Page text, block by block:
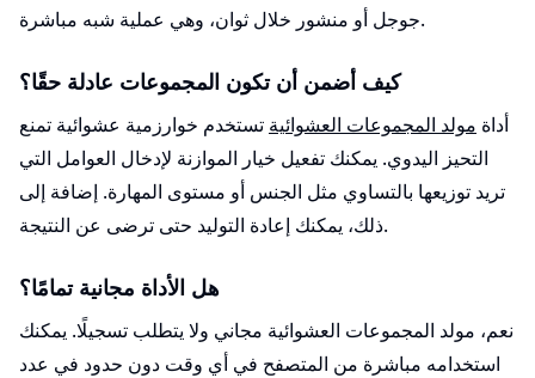
جوجل أو منشور خلال ثوان، وهي عملية شبه مباشرة.
كيف أضمن أن تكون المجموعات عادلة حقًا؟
أداة مولد المجموعات العشوائية تستخدم خوارزمية عشوائية تمنع
التحيز اليدوي. يمكنك تفعيل خيار الموازنة لإدخال العوامل التي
تريد توزيعها بالتساوي مثل الجنس أو مستوى المهارة. إضافة إلى
ذلك، يمكنك إعادة التوليد حتى ترضى عن النتيجة.
هل الأداة مجانية تمامًا؟
نعم، مولد المجموعات العشوائية مجاني ولا يتطلب تسجيلًا. يمكنك
استخدامه مباشرة من المتصفح في أي وقت دون حدود في عدد